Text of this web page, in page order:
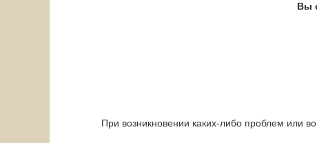
Вы
При возникновении каких-либо проблем или